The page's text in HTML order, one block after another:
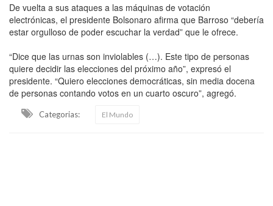
De vuelta a sus ataques a las máquinas de votación
electrónicas, el presidente Bolsonaro afirma que Barroso “debería
estar orgulloso de poder escuchar la verdad” que le ofrece.
“Dice que las urnas son inviolables (…). Este tipo de personas
quiere decidir las elecciones del próximo año”, expresó el
presidente. “Quiero elecciones democráticas, sin media docena
de personas contando votos en un cuarto oscuro”, agregó.
Categorias: El Mundo